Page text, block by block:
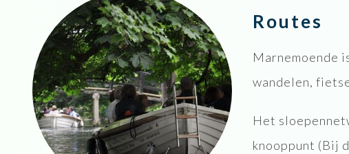
Routes
Marnemoende
wandelen,
Het
knooppunt (Bij